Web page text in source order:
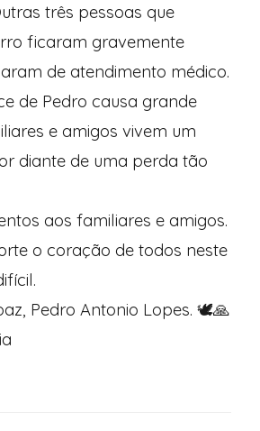
três pessoas que
ficaram gravemente
de atendimento médico.
de Pedro causa grande
e amigos vivem um
diante de uma perda tão
aos familiares e amigos.
o coração de todos neste
Pedro Antonio Lopes. 🕊️🙏